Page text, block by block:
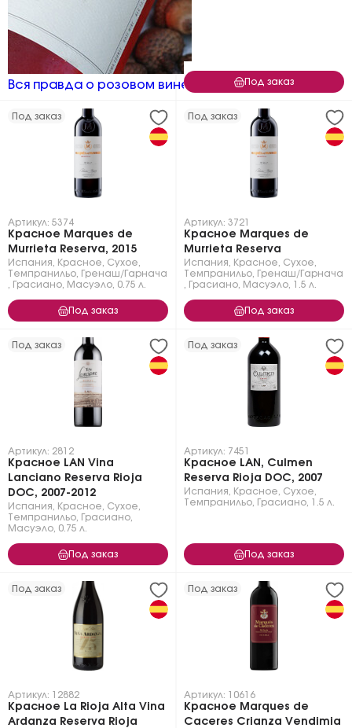
Вся правда о розовом вине Под заказ
Под заказ
Артикул: 5374
Красное Marques de
Murrieta Reserva, 2015
Испания Красное Сухое
Темпранильо
Гренаш/Гарнача
Грасиано Масуэло 0.75 л.
Под заказ
Под заказ
Артикул: 3721
Красное Marques de
Murrieta Reserva
Испания Красное Сухое
Темпранильо
Гренаш/Гарнача
Грасиано Масуэло 1.5 л.
Под заказ
Под заказ
Артикул: 2812
Красное LAN Vina
Lanciano Reserva Rioja
DOC, 2007-2012
Испания Красное Сухое
Темпранильо
Грасиано
Масуэло 0.75 л.
Под заказ
Под заказ
Артикул: 7451
Красное LAN, Culmen
Reserva Rioja DOC, 2007
Испания Красное Сухое
Темпранильо
Грасиано 1.5 л.
Под заказ
Под заказ
Артикул: 12882
Красное La Rioja Alta Vina
Ardanza Reserva Rioja
Под заказ
Артикул: 10616
Красное Marques de
Caceres Crianza Vendimia